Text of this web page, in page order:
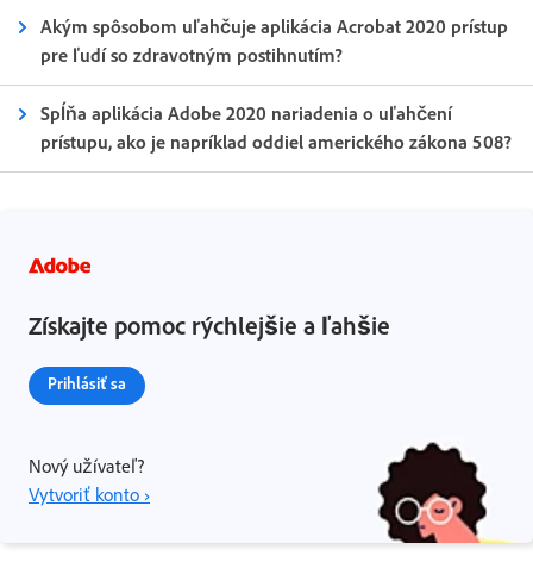
Akým spôsobom uľahčuje aplikácia Acrobat 2020 prístup
pre ľudí so zdravotným postihnutím?
Spĺňa aplikácia Adobe 2020 nariadenia o uľahčení
prístupu, ako je napríklad oddiel amerického zákona 508?
Získajte pomoc rýchlejšie a ľahšie
Prihlásiť sa
Nový užívateľ?
Vytvoriť konto ›